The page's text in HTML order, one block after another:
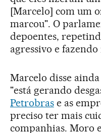
[Marcelo] com um
marcou". O
depoentes,
agressivo e fazendo
Marcelo disse
"está gerando
Petrobrase as
preciso ter mais
companhias. Moro